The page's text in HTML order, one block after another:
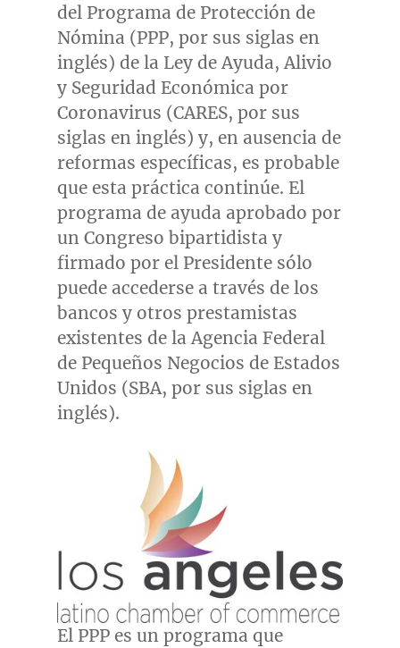
del Programa de Protección de
Nómina (PPP, por sus siglas en
inglés) de la Ley de Ayuda, Alivio
y Seguridad Económica por
Coronavirus (CARES, por sus
siglas en inglés) y, en ausencia de
reformas específicas, es probable
que esta práctica continúe. El
programa de ayuda aprobado por
un Congreso bipartidista y
firmado por el Presidente sólo
puede accederse a través de los
bancos y otros prestamistas
existentes de la Agencia Federal
de Pequeños Negocios de Estados
Unidos (SBA, por sus siglas en
inglés).
El PPP es un programa que